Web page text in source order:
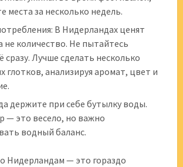
места за несколько недель.
В Нидерландах ценят
не количество. Не пытайтесь
сразу. Лучше сделать несколько
глотков, анализируя аромат, цвет и
держите при себе бутылку воды.
— это весело, но важно
водный баланс.
Нидерландам — это гораздо